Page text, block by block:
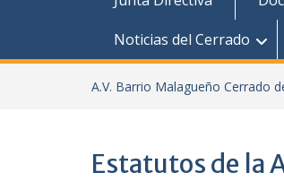
Noticias del Cerrado
A.V. Barrio Malagueño Cerrado
Estatutos de la